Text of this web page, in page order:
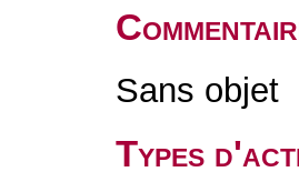
Sans objet
Types